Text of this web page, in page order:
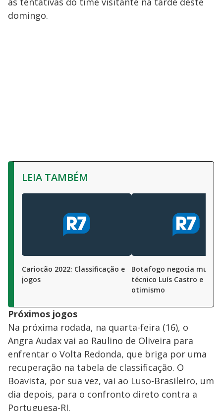
domingo.
LEIA TAMBÉM
Cariocão 2022: Classificação e
jogos
Botafogo negocia multa
técnico Luís Castro e
otimismo
Próximos jogos
Na próxima rodada, na quarta-feira (16), o
Angra Audax vai ao Raulino de Oliveira para
enfrentar o Volta Redonda, que briga por uma
recuperação na tabela de classificação. O
Boavista, por sua vez, vai ao Luso-Brasileiro, um
dia depois, para o confronto direto contra a
Portuguesa-RJ.